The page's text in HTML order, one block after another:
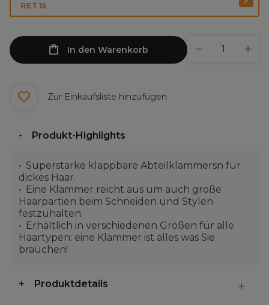
RET15
In den Warenkorb
Zur Einkaufsliste hinzufügen
Produkt-Highlights
Superstarke klappbare Abteilklammersn für
dickes Haar.
Eine Klammer reicht aus um auch große
Haarpartien beim Schneiden und Stylen
festzuhalten.
Erhältlich in verschiedenen Größen für alle
Haartypen: eine Klammer ist alles was Sie
brauchen!
Produktdetails